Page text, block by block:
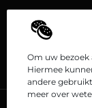
Om uw bezoek
Hiermee
andere
meer over